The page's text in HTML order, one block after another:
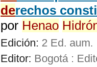
derechos
por Henao
Edición: 2 Ed. aum.
Editor: Bogotá :